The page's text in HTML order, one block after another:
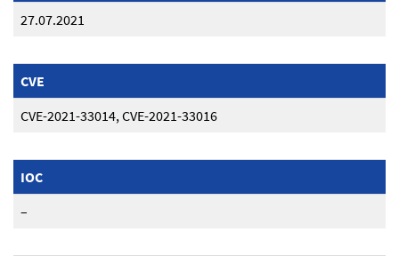
27.07.2021
CVE
CVE-2021-33014, CVE-2021-33016
IOC
–